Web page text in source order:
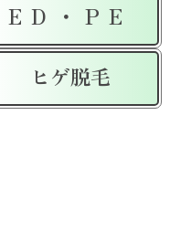
ED・PE
ヒゲ脱毛